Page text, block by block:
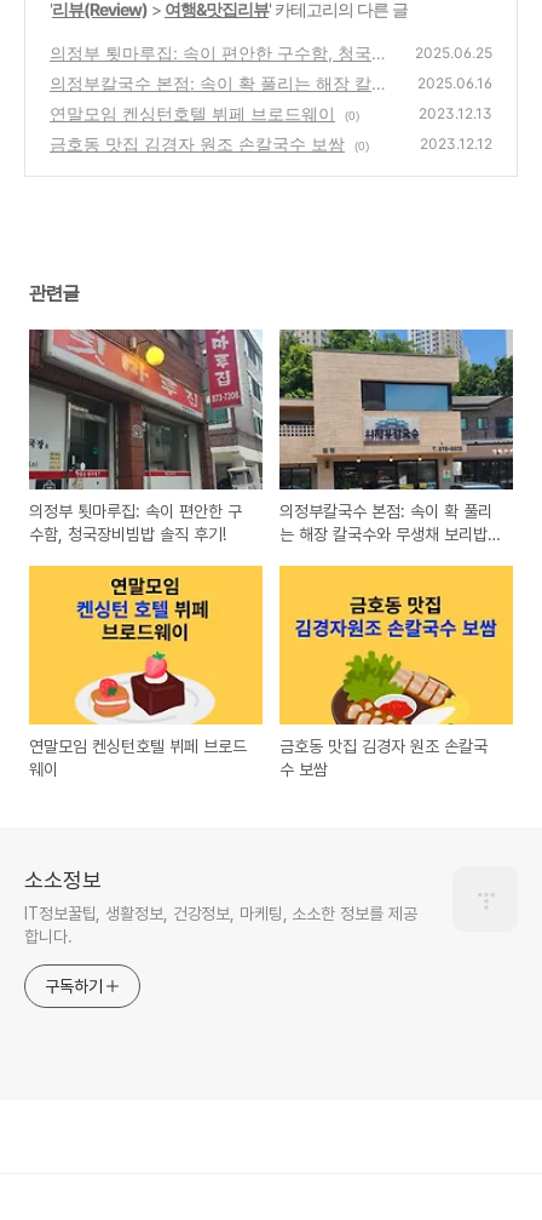
'리뷰(Review) > 여행&맛집리뷰' 카테고리의 다른 글
의정부 툇마루집: 속이 편안한 구수함, 청국장
비빔밥 솔직 후기!
(3)
2025.06.25
의정부칼국수 본점: 속이 확 풀리는 해장 칼국
수와 무생채 보리밥 조합!
(4)
2025.06.16
연말모임 켄싱턴호텔 뷔페 브로드웨이 (0) 2023.12.13
금호동 맛집 김경자 원조 손칼국수 보쌈 (0) 2023.12.12
관련글
의정부 툇마루집: 속이 편안한 구
수함, 청국장비빔밥 솔직 후기!
의정부칼국수 본점: 속이 확 풀리
는 해장 칼국수와 무생채 보리밥
연말모임 켄싱턴호텔 뷔페 브로드
웨이
금호동 맛집 김경자 원조 손칼국
수 보쌈
소소정보
IT정보꿀팁, 생활정보, 건강정보, 마케팅, 소소한 정보를 제공
합니다.
구독하기